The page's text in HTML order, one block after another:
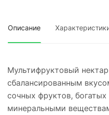
Описание
Мультифруктовый
сбалансированным
сочных фруктов,
минеральными